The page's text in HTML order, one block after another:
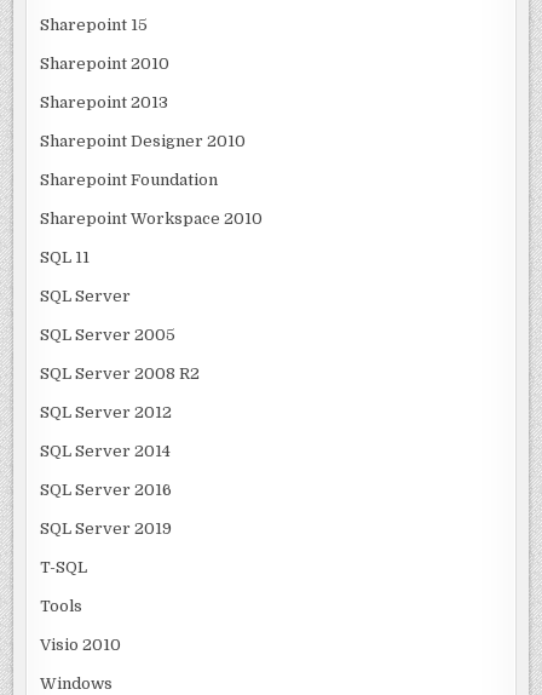
Sharepoint 15
Sharepoint 2010
Sharepoint 2013
Sharepoint Designer 2010
Sharepoint Foundation
Sharepoint Workspace 2010
SQL 11
SQL Server
SQL Server 2005
SQL Server 2008 R2
SQL Server 2012
SQL Server 2014
SQL Server 2016
SQL Server 2019
T-SQL
Tools
Visio 2010
Windows